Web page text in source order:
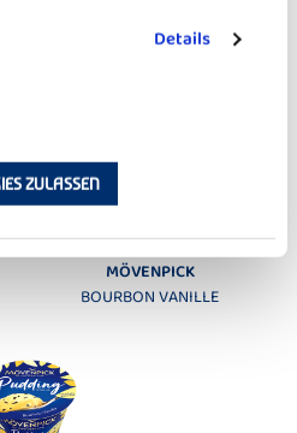
Details
ZULASSEN
MÖVENPICK
BOURBON VANILLE